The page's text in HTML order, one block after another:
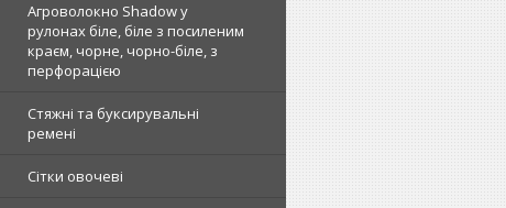
Агроволокно Shadow у
рулонах біле, біле з посиленим
краєм, чорне, чорно-біле, з
перфорацією
Стяжні та буксирувальні
ремені
Сітки овочеві